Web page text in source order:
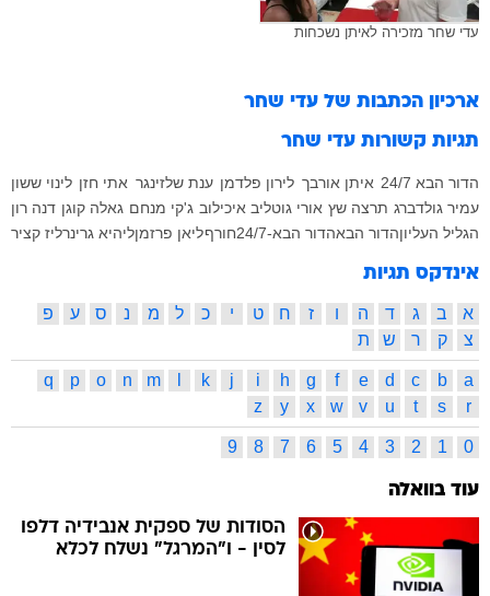
עדי שחר מזכירה לאיתן נשכחות
ארכיון הכתבות של עדי שחר
תגיות קשורות עדי שחר
הדור הבא 24/7 איתן אורבך לירון פלדמן ענת שלזינגר אתי חזן לינוי ששון
עמיר גולדברג תרצה שץ אורי גוטליב איכילוב ג'קי מנחם גאלה קוגן דנה רון
הגליל העליוןהדור הבאהדור הבא-24/7 חורףליאן פרזמןליהיא גרינרליז קציר
אינדקס תגיות
א ב ג ד ה ו ז ח ט י כ ל מ נ ס ע
פ
צ
ק ר ש ת
a
b
c
d
e
f
g
h
i
j
k
m
n
o
p
q
r
s
t
u
v
w
x
y
z
0
1
2
3
4
5
6
7
8
9
עוד בוואלה
הסודות של ספקית אנבידיה דלפו
לסין - ו"המרגל" נשלח לכלא